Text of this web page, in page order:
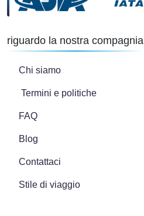
riguardo la nostra compagnia
Chi siamo
Termini e politiche
FAQ
Blog
Contattaci
Stile di viaggio